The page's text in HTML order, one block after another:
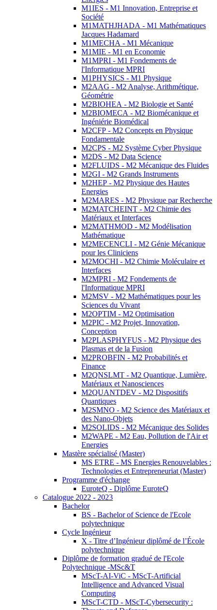
M1IES - M1 Innovation, Entreprise et
Société
M1MATHJHADA - M1 Mathématiques
Jacques Hadamard
M1MECHA - M1 Mécanique
M1MIE - M1 en Economie
M1MPRI - M1 Fondements de
l'Informatique MPRI
M1PHYSICS - M1 Physique
M2AAG - M2 Analyse, Arithmétique,
Géométrie
M2BIOHEA - M2 Biologie et Santé
M2BIOMECA - M2 Biomécanique et
Ingéniérie Biomédical
M2CFP - M2 Concepts en Physique
Fondamentale
M2CPS - M2 Système Cyber Physique
M2DS - M2 Data Science
M2FLUIDS - M2 Mécanique des Fluides
M2GI - M2 Grands Instruments
M2HEP - M2 Physique des Hautes
Energies
M2MARES - M2 Physique par Recherche
M2MATCHEINT - M2 Chimie des
Matériaux et Interfaces
M2MATHMOD - M2 Modélisation
Mathématique
M2MECENCLI - M2 Génie Mécanique
pour les Cliniciens
M2MOCHI - M2 Chimie Moléculaire et
Interfaces
M2MPRI - M2 Fondements de
l'Informatique MPRI
M2MSV - M2 Mathématiques pour les
Sciences du Vivant
M2OPTIM - M2 Optimisation
M2PIC - M2 Projet, Innovation,
Conception
M2PLASPHYFUS - M2 Physique des
Plasmas et de la Fusion
M2PROBFIN - M2 Probabilités et
Finance
M2QNSLMT - M2 Quantique, Lumière,
Matériaux et Nanosciences
M2QUANTDEV - M2 Dispositifs
Quantiques
M2SMNO - M2 Science des Matériaux et
des Nano-Objets
M2SOLIDS - M2 Mécanique des Solides
M2WAPE - M2 Eau, Pollution de l'Air et
Energies
Mastère spécialisé (Master)
MS ETRE - MS Energies Renouvelables :
Technologies et Entrepreneuriat (Master)
Programme d'échange
EuroteQ - Diplôme EuroteQ
Catalogue 2022 - 2023
Bachelor
BS - Bachelor of Science de l'Ecole
polytechnique
Cycle Ingénieur
X - Titre d’Ingénieur diplômé de l’École
polytechnique
Diplôme de formation gradué de l'Ecole
Polytechnique -MSc&T
MScT-AI-ViC - MScT-Artificial
Intelligence and Advanced Visual
Computing
MScT-CTD - MScT-Cybersecurity :